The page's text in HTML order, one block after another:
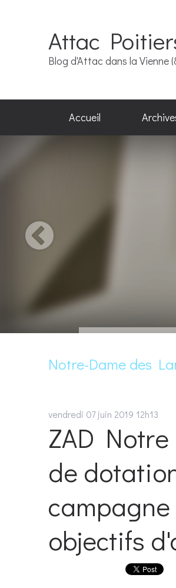
Attac
Blog d'Attac dans la Vienne
Accueil
Notre-Dame des
vendredi 07 juin 2019 12h13
ZAD
de
campagne
objectifs